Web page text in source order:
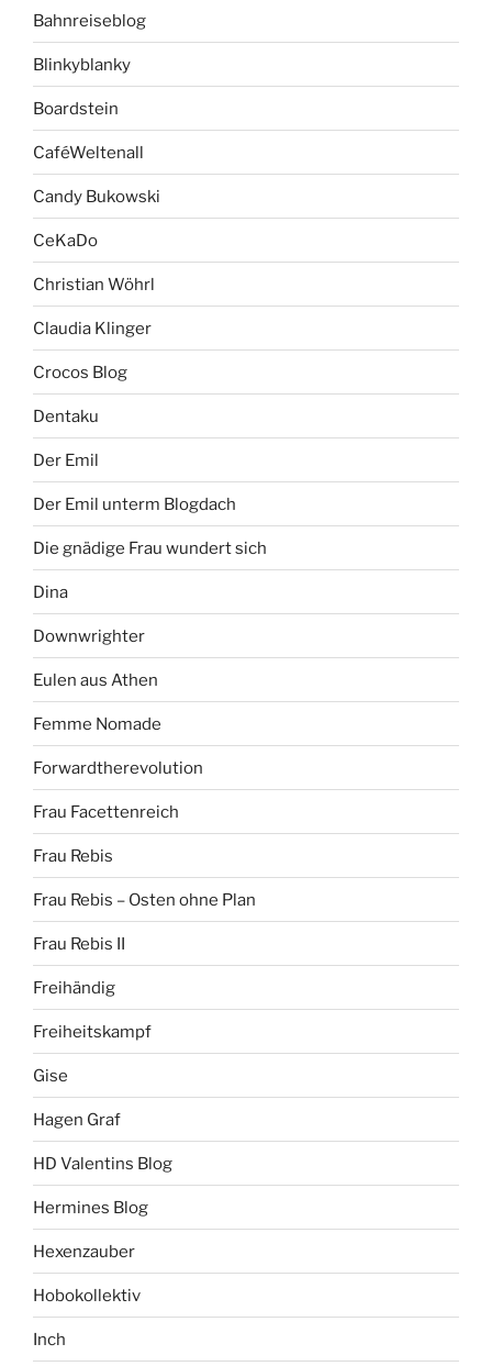
Bahnreiseblog
Blinkyblanky
Boardstein
CaféWeltenall
Candy Bukowski
CeKaDo
Christian Wöhrl
Claudia Klinger
Crocos Blog
Dentaku
Der Emil
Der Emil unterm Blogdach
Die gnädige Frau wundert sich
Dina
Downwrighter
Eulen aus Athen
Femme Nomade
Forwardtherevolution
Frau Facettenreich
Frau Rebis
Frau Rebis – Osten ohne Plan
Frau Rebis II
Freihändig
Freiheitskampf
Gise
Hagen Graf
HD Valentins Blog
Hermines Blog
Hexenzauber
Hobokollektiv
Inch